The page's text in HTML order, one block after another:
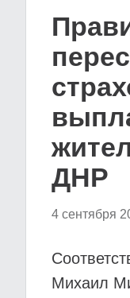
ДНР
4 сентября
Михаил